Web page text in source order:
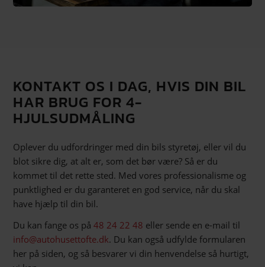
KONTAKT OS I DAG, HVIS DIN BIL
HAR BRUG FOR 4-
HJULSUDMÅLING
Oplever du udfordringer med din bils styretøj, eller vil du
blot sikre dig, at alt er, som det bør være? Så er du
kommet til det rette sted. Med vores professionalisme og
punktlighed er du garanteret en god service, når du skal
have hjælp til din bil.
Du kan fange os på48 24 22 48 eller sende en e-mail til
info@autohusettofte.dk. Du kan også udfylde formularen
her på siden, og så besvarer vi din henvendelse så hurtigt,